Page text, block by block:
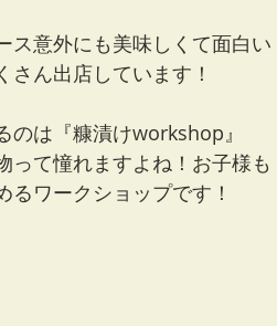
ス意外にも美味しくて面白い
さん出店しています！
のは『糠漬けworkshop』
って憧れますよね！お子様も
るワークショップです！